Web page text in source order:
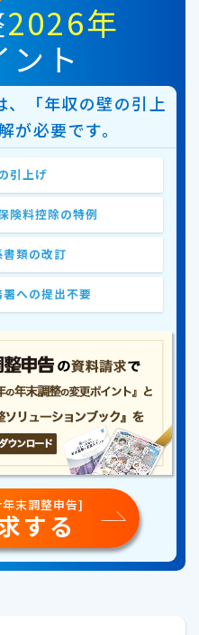
2026年
ント
「年収の壁の引上
が必要です。
引上げ
険料控除の特例
類の改訂
への提出不要
末調整申告]
する